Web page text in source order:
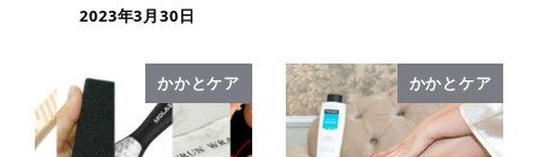
2023年3月30日
かかとケア かかとケア